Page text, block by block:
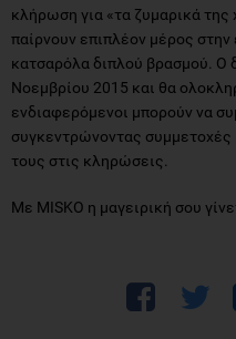
κλήρωση για «τα ζυμαρικά της
παίρνουν επιπλέον μέρος
κατσαρόλα διπλού βρασμού. Ο
Νοεμβρίου 2015 και θα
ενδιαφερόμενοι μπορούν να
συγκεντρώνοντας συμμετοχές
τους στις κληρώσεις.
Με MISKO η μαγειρική σου